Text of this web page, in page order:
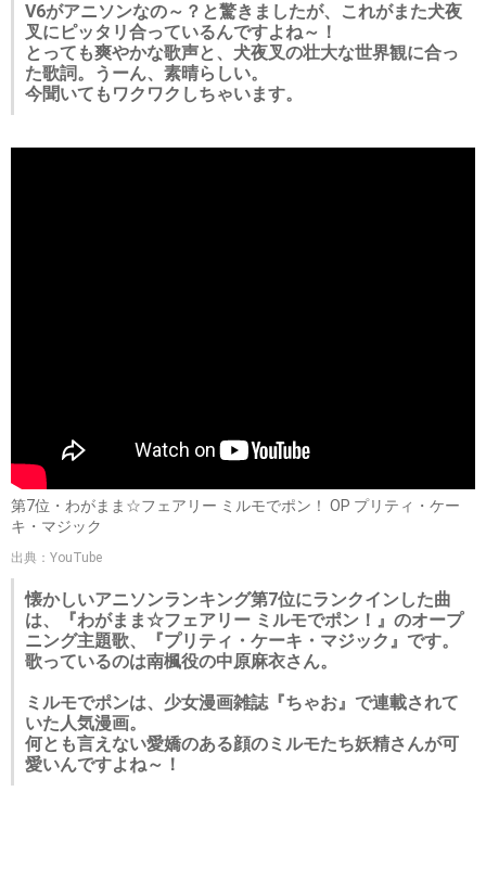
V6がアニソンなの～？と驚きましたが、これがまた犬夜
叉にピッタリ合っているんですよね～！
とっても爽やかな歌声と、犬夜叉の壮大な世界観に合っ
た歌詞。うーん、素晴らしい。
今聞いてもワクワクしちゃいます。
第7位・わがまま☆フェアリー ミルモでポン！ OP プリティ・ケー
キ・マジック
出典：YouTube
懐かしいアニソンランキング第7位にランクインした曲
は、『わがまま☆フェアリー ミルモでポン！』のオープ
ニング主題歌、『プリティ・ケーキ・マジック』です。
歌っているのは南楓役の中原麻衣さん。
ミルモでポンは、少女漫画雑誌『ちゃお』で連載されて
いた人気漫画。
何とも言えない愛嬌のある顔のミルモたち妖精さんが可
愛いんですよね～！